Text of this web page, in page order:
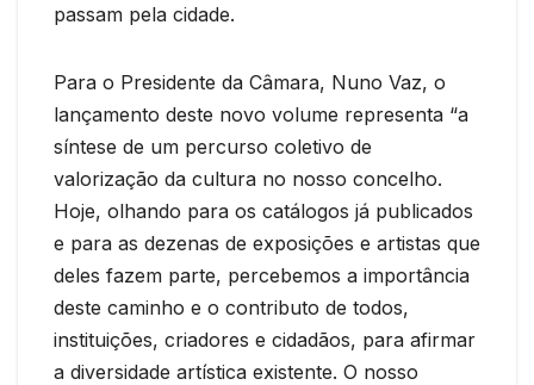
passam pela cidade.
Para o Presidente da Câmara, Nuno Vaz, o
lançamento deste novo volume representa “a
síntese de um percurso coletivo de
valorização da cultura no nosso concelho.
Hoje, olhando para os catálogos já publicados
e para as dezenas de exposições e artistas que
deles fazem parte, percebemos a importância
deste caminho e o contributo de todos,
instituições, criadores e cidadãos, para afirmar
a diversidade artística existente. O nosso